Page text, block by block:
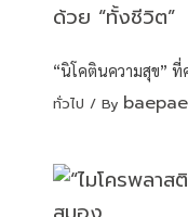
“นิโคตินความสุข”
ทั่วไป / By